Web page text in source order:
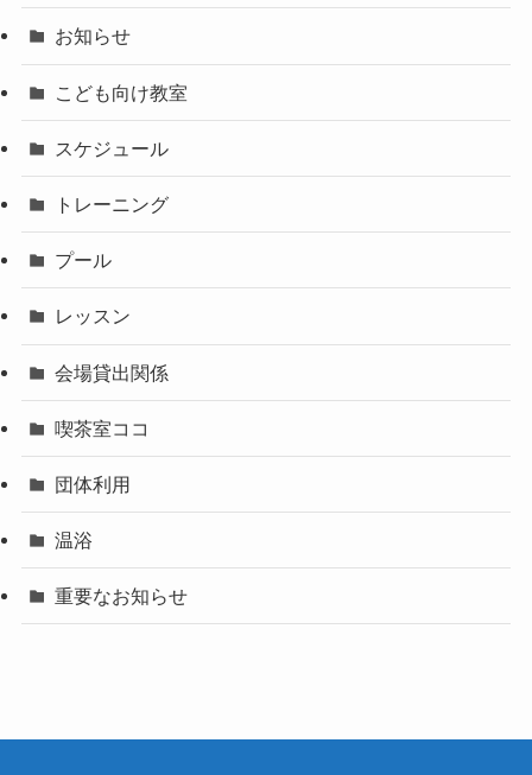
お知らせ
こども向け教室
スケジュール
トレーニング
プール
レッスン
会場貸出関係
喫茶室ココ
団体利用
温浴
重要なお知らせ